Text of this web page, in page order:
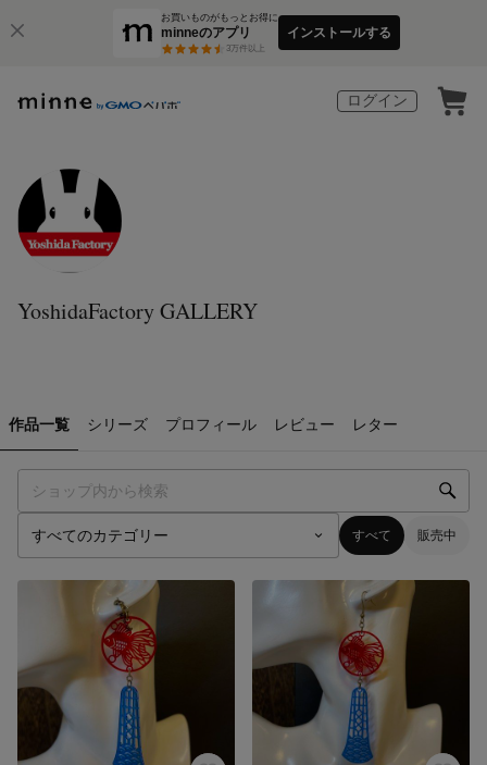
お買いものがもっとお得に
minneのアプリ
3万件以上
インストールする
ログイン
YoshidaFactory GALLERY
作品一覧 シリーズ プロフィール レビュー レター
すべて 販売中